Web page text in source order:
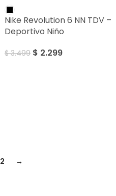
Nike Revolution 6 NN TDV –
Deportivo Niño
$3.499 $ 2.299
2 →